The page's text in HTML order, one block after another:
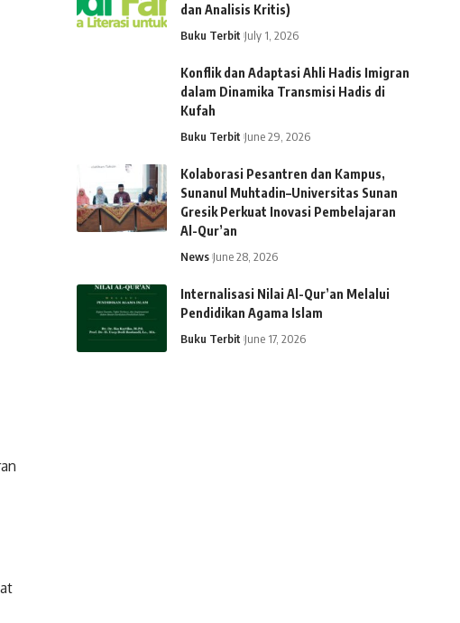
dan Analisis Kritis)
Buku Terbit July 1, 2026
Konflik dan Adaptasi Ahli Hadis Imigran
dalam Dinamika Transmisi Hadis di
Kufah
Buku Terbit June 29, 2026
Kolaborasi Pesantren dan Kampus,
Sunanul Muhtadin–Universitas Sunan
Gresik Perkuat Inovasi Pembelajaran
Al-Qur’an
News June 28, 2026
Internalisasi Nilai Al-Qur’an Melalui
Pendidikan Agama Islam
Buku Terbit June 17, 2026